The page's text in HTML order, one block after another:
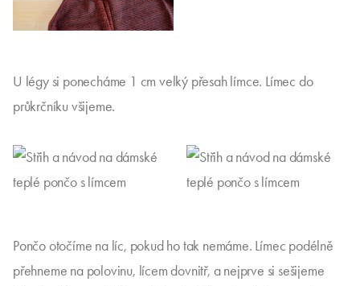
U légy si ponecháme 1 cm velký přesah límce. Límec do
průkrčníku všijeme.
Pončo otočíme na líc, pokud ho tak nemáme. Límec podélně
přehneme na polovinu, lícem dovnitř, a nejprve si sešijeme